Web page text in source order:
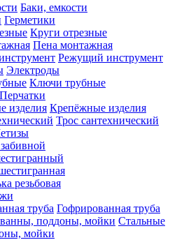
Баки, емкости
Герметики
Круги отрезные
Пена монтажная
Режущий инструмент
Электроды
Ключи трубные
Перчатки
Крепёжные изделия
Трос сантехнический
резьбовая
Гофрированная труба
Стальные
мойки